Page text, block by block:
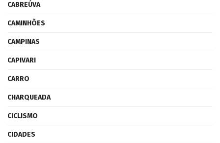
CABREÚVA
CAMINHÕES
CAMPINAS
CAPIVARI
CARRO
CHARQUEADA
CICLISMO
CIDADES